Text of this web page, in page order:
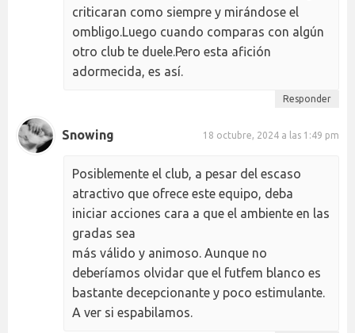
criticaran como siempre y mirándose el
ombligo.Luego cuando comparas con algún
otro club te duele.Pero esta afición
adormecida, es así.
Responder
Snowing 18 octubre, 2024 a las 1:49 pm
Posiblemente el club, a pesar del escaso
atractivo que ofrece este equipo, deba
iniciar acciones cara a que el ambiente en las
gradas sea
más válido y animoso. Aunque no
deberíamos olvidar que el futfem blanco es
bastante decepcionante y poco estimulante.
A ver si espabilamos.